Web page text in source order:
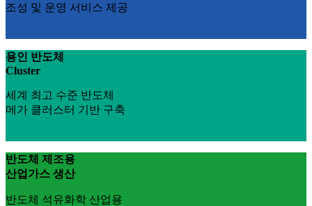
조성 및 운영 서비스 제공
용인 반도체
Cluster
세계 최고 수준 반도체
메가 클러스터 기반 구축
반도체 제조용
산업가스 생산
반도체 석유화학 산업용